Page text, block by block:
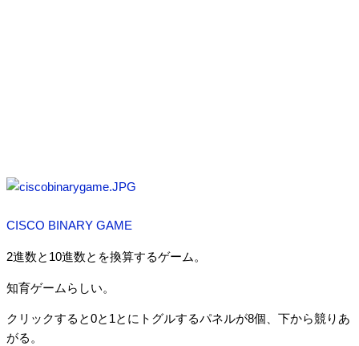
CISCO BINARY GAME
2進数と10進数とを換算するゲーム。
知育ゲームらしい。
クリックすると0と1とにトグルするパネルが8個、下から競りあ
がる。